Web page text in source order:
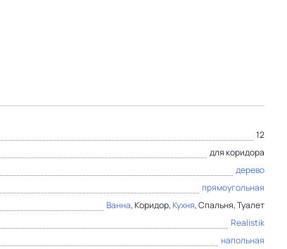
12
для коридора
дерево
прямоугольная
Ванна, Коридор,Кухня, Спальня, Туалет
Realistik
напольная